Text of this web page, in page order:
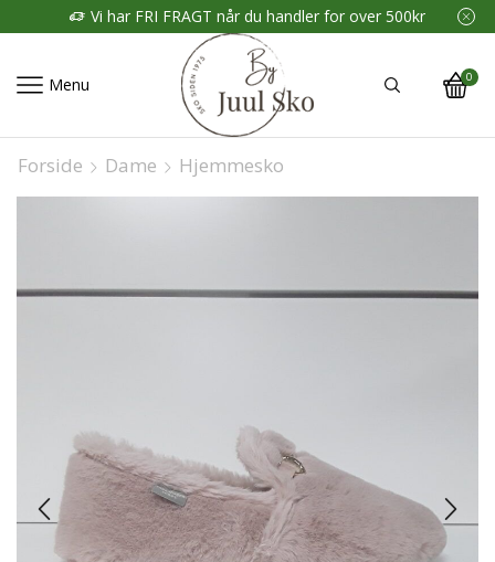
Vi har FRI FRAGT når du handler for over 500kr
Menu 0
Forside Dame Hjemmesko